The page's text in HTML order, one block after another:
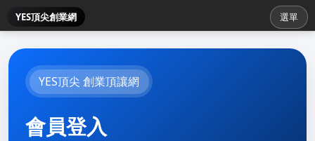
YES頂尖創業網 選單
YES頂尖 創業頂讓網
會員登入